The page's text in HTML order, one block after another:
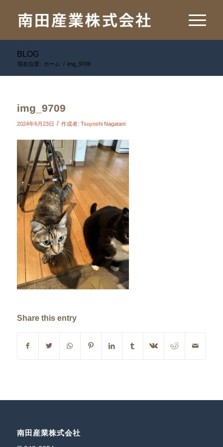
BLOG
現在位置: ホーム / img_9709
img_9709
2024年6月23日 / 作成者: Tsuyoshi Nagatani
Share this entry
南田産業株式会社